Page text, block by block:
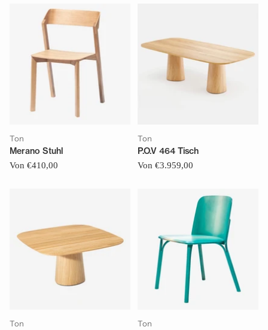
Ton
Merano Stuhl
Von €410,00
Ton
P.O.V 464 Tisch
Von €3.959,00
Ton Ton